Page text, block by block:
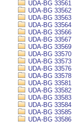
UDA-BG 33561
UDA-BG 33562
UDA-BG 33563
UDA-BG 33564
UDA-BG 33566
UDA-BG 33567
UDA-BG 33569
UDA-BG 33570
UDA-BG 33573
UDA-BG 33576
UDA-BG 33578
UDA-BG 33581
UDA-BG 33582
UDA-BG 33583
UDA-BG 33584
UDA-BG 33585
UDA-BG 33586